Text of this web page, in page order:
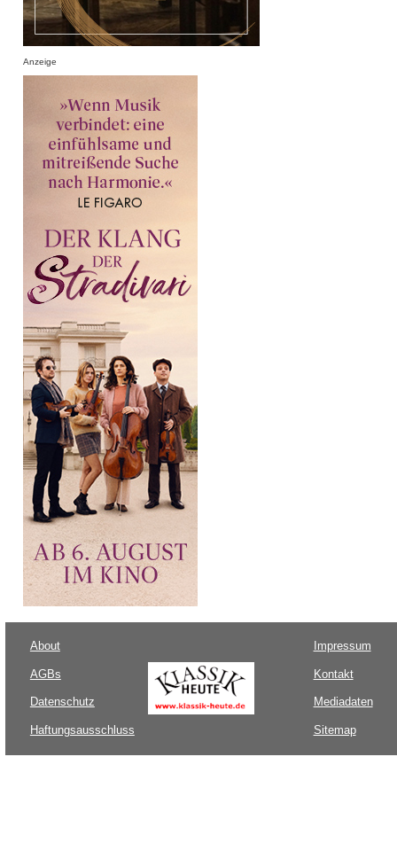
Anzeige
About
AGBs
Datenschutz
Haftungsausschluss
Impressum
Kontakt
Mediadaten
Sitemap